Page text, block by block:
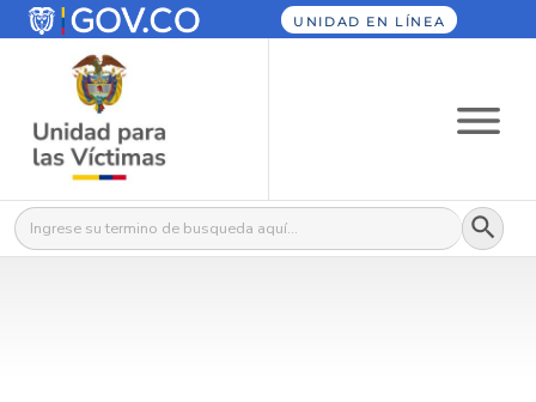
UNIDAD EN LÍNEA
Buscar: Botón